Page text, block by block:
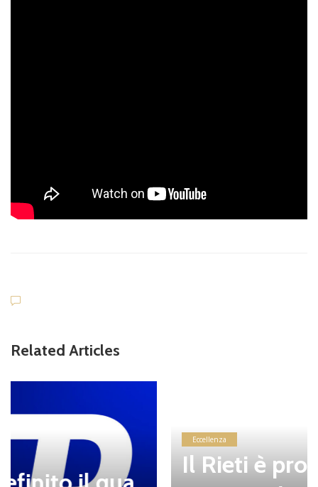
Related Articles
Eccellenza
Il Rieti è pronto per una n